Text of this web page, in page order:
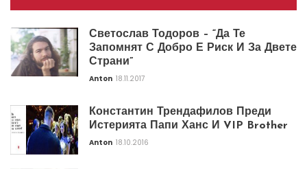
Светослав Тодоров – “Да Те
Запомнят С Добро Е Риск И За Двете
Страни”
Anton 18.11.2017
Константин Трендафилов Преди
Истерията Папи Ханс И VIP Brother
Anton 18.10.2016